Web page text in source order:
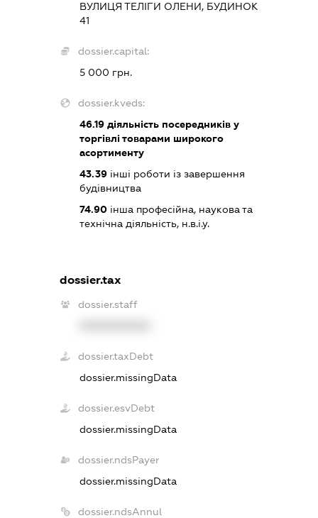
ВУЛИЦЯ ТЕЛІГИ ОЛЕНИ, БУДИНОК
41
dossier.capital:
5 000 грн.
dossier.kveds:
46.19 діяльність посередників у
торгівлі товарами широкого
асортименту
43.39 інші роботи із завершення
будівництва
74.90 інша професійна, наукова та
технічна діяльність, н.в.і.у.
dossier.tax
dossier.staff
dossier.taxDebt
dossier.missingData
dossier.esvDebt
dossier.missingData
dossier.ndsPayer
dossier.missingData
dossier.ndsAnnul